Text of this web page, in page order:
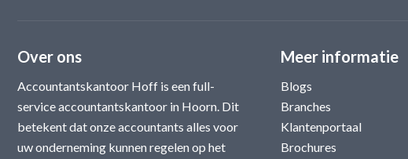
Over ons
Accountantskantoor Hoff is een full-
service accountantskantoor in Hoorn. Dit
betekent dat onze accountants alles voor
uw onderneming kunnen regelen op het
Meer informatie
Blogs
Branches
Klantenportaal
Brochures